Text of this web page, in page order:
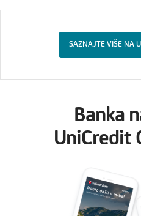
SAZNAJTE VIŠE NA
Banka
UniCredit